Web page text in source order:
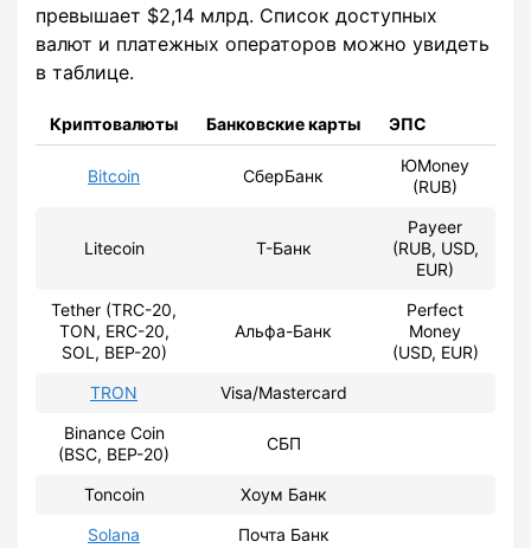
превышает $2,14 млрд. Список доступных
валют и платежных операторов можно увидеть
в таблице.
Криптовалюты Банковские карты ЭПС
Bitcoin СберБанк
ЮMoney
(RUB)
Litecoin Т-Банк
Payeer
(RUB, USD,
EUR)
Tether (TRC-20,
TON, ERC-20,
SOL, BEP-20)
Альфа-Банк
Perfect
Money
(USD, EUR)
TRON
Visa/Mastercard
Binance Coin
(BSC, BEP-20)
СБП
Toncoin
Хоум Банк
Solana
Почта Банк